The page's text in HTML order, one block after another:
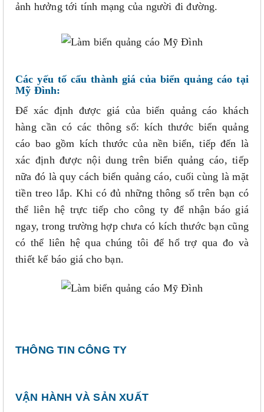
ảnh hưởng tới tính mạng của người đi đường.
Các yếu tố cấu thành giá của biển quảng cáo tại
Mỹ Đình:
Để xác định được giá của biển quảng cáo khách
hàng cần có các thông số: kích thước biển quảng
cáo bao gồm kích thước của nền biển, tiếp đến là
xác định được nội dung trên biển quảng cáo, tiếp
nữa đó là quy cách biển quảng cáo, cuối cùng là mặt
tiền treo lắp. Khi có đủ những thông số trên bạn có
thể liên hệ trực tiếp cho công ty để nhận báo giá
ngay, trong trường hợp chưa có kích thước bạn cũng
có thể liên hệ qua chúng tôi để hổ trợ qua đo và
thiết kế báo giá cho bạn.
THÔNG TIN CÔNG TY
VẬN HÀNH VÀ SẢN XUẤT